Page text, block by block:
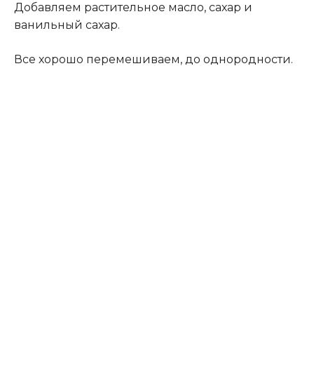
Добавляем растительное масло, сахар и
ванильный сахар.
Все хорошо перемешиваем, до однородности.